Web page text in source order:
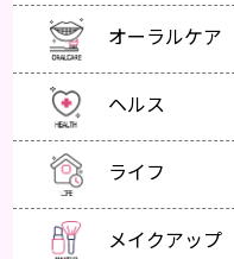
オーラルケア
ヘルス
ライフ
メイクアップ